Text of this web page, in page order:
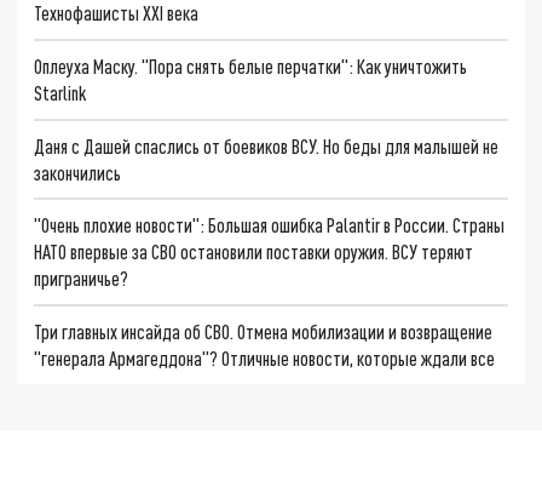
Технофашисты XXI века
Оплеуха Маску. "Пора снять белые перчатки": Как уничтожить
Starlink
Даня с Дашей спаслись от боевиков ВСУ. Но беды для малышей не
закончились
"Очень плохие новости": Большая ошибка Palantir в России. Страны
НАТО впервые за СВО остановили поставки оружия. ВСУ теряют
приграничье?
Три главных инсайда об СВО. Отмена мобилизации и возвращение
"генерала Армагеддона"? Отличные новости, которые ждали все